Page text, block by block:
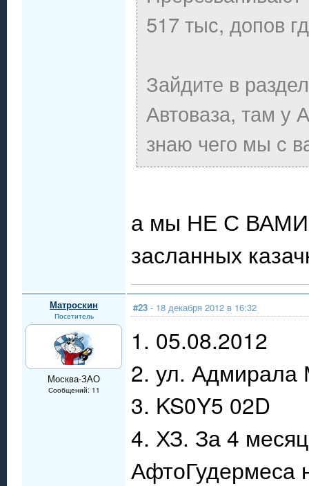
517 тыс, допов
Зайдите в
Автоваза, там у
знаю чего мы с
а мы НЕ С ВАМИ
засланных
Матроскин
Посетитель
Москва-ЗАО
Сообщений: 11
#23 - 18 декабря 2012 в 16:32
1. 05.08.2012
2. ул. Адмирала
3. KS0Y5 02D
4. ХЗ. За 4
АфтоГудермеса